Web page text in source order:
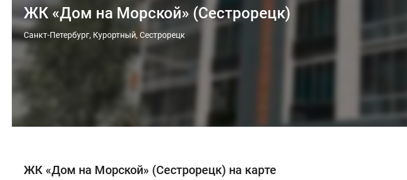
ЖК «Дом на Морской» (Сестрорецк)
Санкт-Петербург, Курортный, Сестрорецк
ЖК «Дом на Морской» (Сестрорецк) на карте